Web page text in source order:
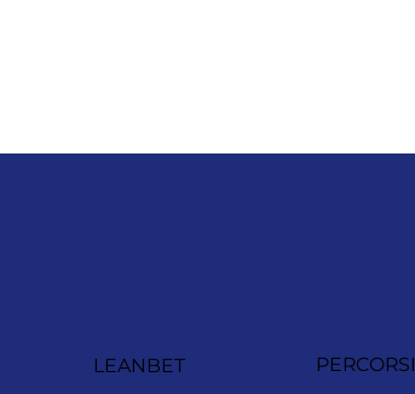
LEANBET PERCORSI